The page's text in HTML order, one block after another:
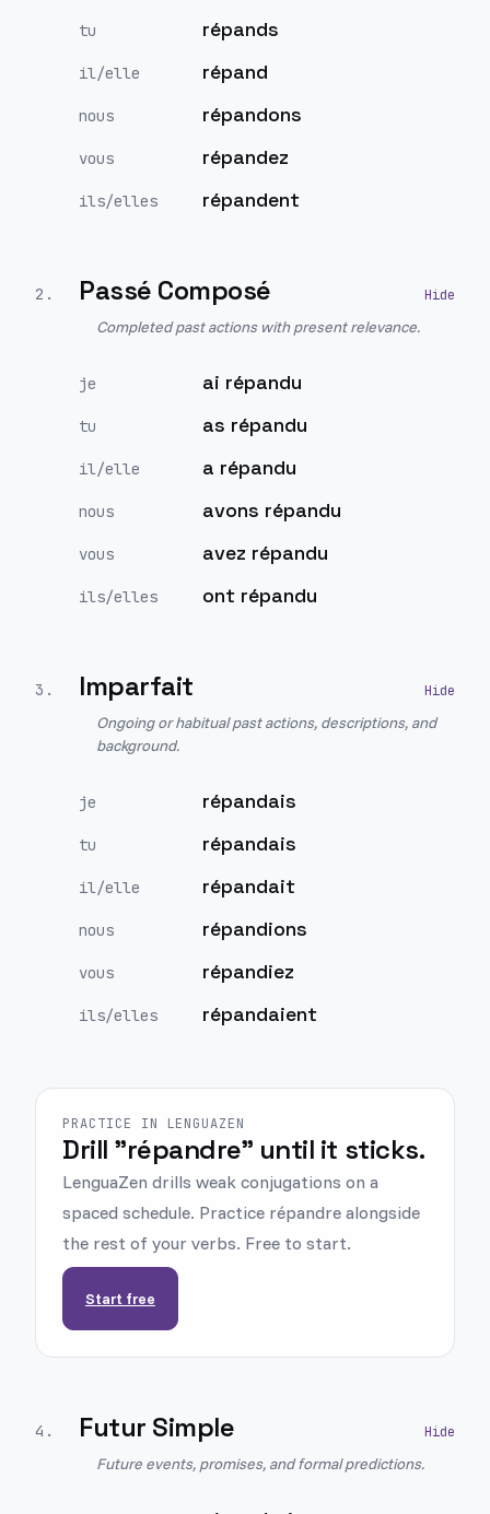
tu répands
il/elle répand
nous répandons
vous répandez
ils/elles répandent
2 . Passé Composé
Completed past actions with present relevance.
je ai répandu
tu as répandu
il/elle a répandu
nous avons répandu
vous avez répandu
ils/elles ont répandu
3 . Imparfait
Ongoing or habitual past actions, descriptions, and
background.
je répandais
tu répandais
il/elle répandait
nous répandions
vous répandiez
ils/elles répandaient
PRACTICE IN LENGUAZEN
Drill "répandre" until it sticks.
LenguaZen drills weak conjugations on a
spaced schedule. Practice répandre alongside
the rest of your verbs. Free to start.
Start free
4 . Futur Simple
Future events, promises, and formal predictions.